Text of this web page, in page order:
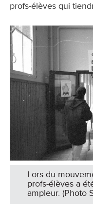
profs-élèves qui
Lors du
profs-élèves a
ampleur. (Photo